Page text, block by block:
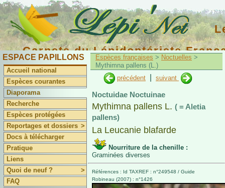
Carnets du Lépidoptériste
ESPACE PAPILLONS
Accueil national
Espèces courantes
Diaporama
Recherche
Espèces protégées
Reportages et dossiers >
Docs à télécharger
Pratique
Liens
Quoi de neuf ?
>
FAQ
Espèces françaises > Noctuelles >
Mythimna pallens (L.)
précédent
suivant
Noctuidae Noctuinae
Mythimna pallens L. ( = Aletia
pallens)
La Leucanie blafarde
Nourriture de la chenille :
Graminées diverses
Références : Id TAXREF : n°249548 / Guide
Robineau (2007) : n°1426